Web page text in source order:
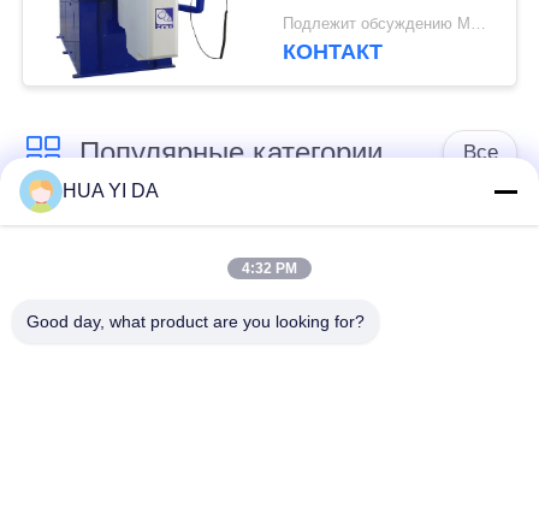
койлер кручения осей
весны КНК
Подлежит обсуждению MOQ:1 комплект
КОНТАКТ
Популярные категории Все
Машина весны
свертываясь
HUA YI DA
4:32 PM
Good day, what product are you looking for?